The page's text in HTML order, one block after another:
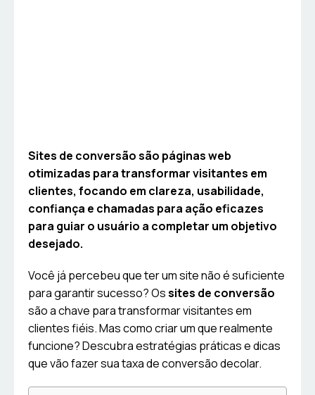
Sites de conversão são páginas web
otimizadas para transformar visitantes em
clientes, focando em clareza, usabilidade,
confiança e chamadas para ação eficazes
para guiar o usuário a completar um objetivo
desejado.
Você já percebeu que ter um site não é suficiente
para garantir sucesso? Ossites de conversão
são a chave para transformar visitantes em
clientes fiéis. Mas como criar um que realmente
funcione? Descubra estratégias práticas e dicas
que vão fazer sua taxa de conversão decolar.